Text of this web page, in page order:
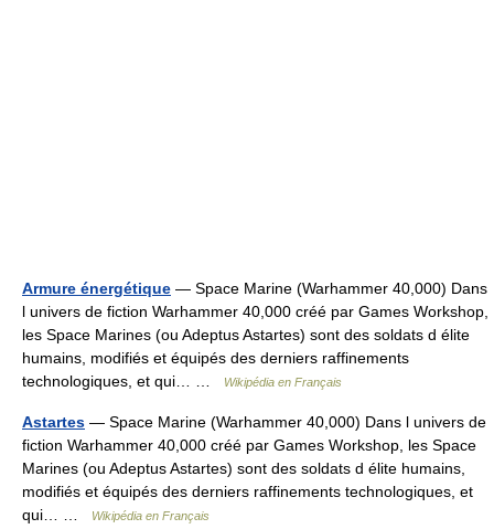
Armure énergétique — Space Marine (Warhammer 40,000) Dans
l univers de fiction Warhammer 40,000 créé par Games Workshop,
les Space Marines (ou Adeptus Astartes) sont des soldats d élite
humains, modifiés et équipés des derniers raffinements
technologiques, et qui… …
Wikipédia en Français
Astartes — Space Marine (Warhammer 40,000) Dans l univers de
fiction Warhammer 40,000 créé par Games Workshop, les Space
Marines (ou Adeptus Astartes) sont des soldats d élite humains,
modifiés et équipés des derniers raffinements technologiques, et
qui… …
Wikipédia en Français